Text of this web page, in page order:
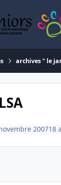
archives " le
200718 a